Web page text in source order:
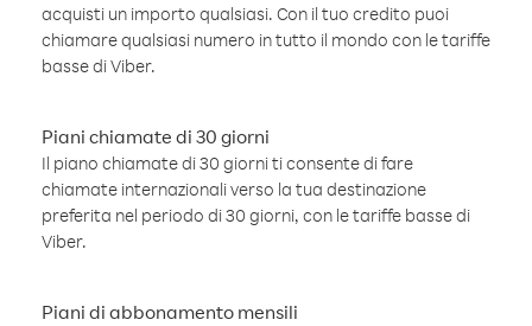
acquisti un importo qualsiasi. Con il tuo credito puoi
chiamare qualsiasi numero in tutto il mondo con le tariffe
basse di Viber.
Piani chiamate di 30 giorni
Il piano chiamate di 30 giorni ti consente di fare
chiamate internazionali verso la tua destinazione
preferita nel periodo di 30 giorni, con le tariffe basse di
Viber.
Piani di abbonamento mensili